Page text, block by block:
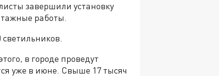
завершили установку
работы.
в городе проведут
уже в июне. Свыше 17 тысяч